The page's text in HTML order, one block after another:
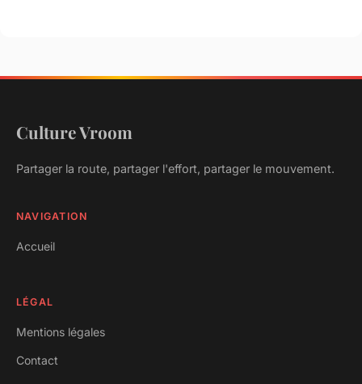
Culture Vroom
Partager la route, partager l'effort, partager le mouvement.
NAVIGATION
Accueil
LÉGAL
Mentions légales
Contact